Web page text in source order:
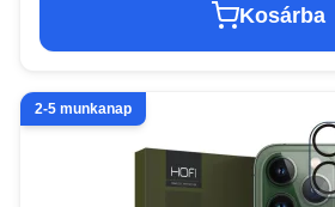
Kosárba
2-5 munkanap